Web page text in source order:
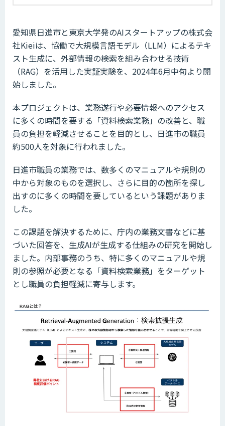
愛知県日進市と東京大学発のAIスタートアップの株式会
社Kieiは、協働で大規模言語モデル（LLM）によるテキ
スト生成に、外部情報の検索を組み合わせる技術
（RAG）を活用した実証実験を、2024年6月中旬より開
始しました。
本プロジェクトは、業務遂行や必要情報へのアクセス
に多くの時間を要する「資料検索業務」の改善と、職
員の負担を軽減させることを目的とし、日進市の職員
約500人を対象に行われました。
日進市職員の業務では、数多くのマニュアルや規則の
中から対象のものを選択し、さらに目的の箇所を探し
出すのに多くの時間を要しているという課題がありま
した。
この課題を解決するために、庁内の業務文書などに基
づいた回答を、生成AIが生成する仕組みの研究を開始し
ました。内部事務のうち、特に多くのマニュアルや規
則の参照が必要となる「資料検索業務」をターゲット
とし職員の負担軽減に寄与します。